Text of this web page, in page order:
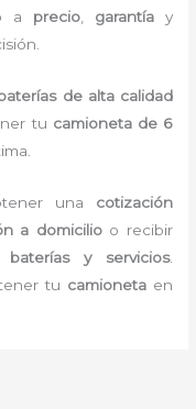
a precio, garantíay
de alta calidad
tu camioneta de 6
una cotización
a domicilioo recibir
baterías y servicios.
tu camioneta en